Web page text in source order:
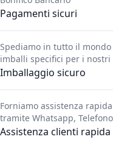
Pagamenti sicuri
Imballaggio sicuro
Spediamo in tutto il mondo
imballi specifici per i
Assistenza clienti rapida
Forniamo assistenza
tramite Whatsapp,